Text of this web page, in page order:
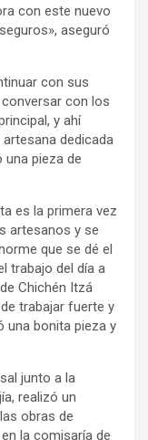
con este nuevo
aseguró
con sus
con los
y ahí
dedicada
una pieza de
es la primera vez
artesanos y se
que se dé el
trabajo del día a
Chichén Itzá
trabajar fuerte y
una bonita pieza y
junto a la
realizó un
obras de
la comisaría de